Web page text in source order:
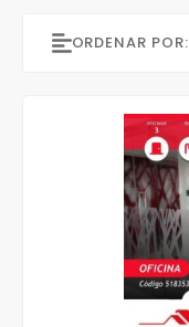
ORDENAR POR: